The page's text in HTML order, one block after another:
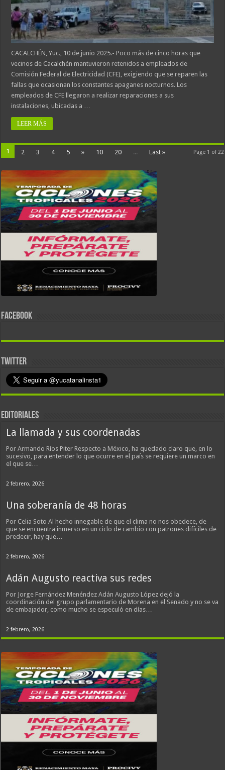
CACALCHÉN, Yuc., 10 de junio 2025.- Poco más de cinco horas que
vecinos de Cacalchén mantuvieron retenidos a empleados de
Comisión Federal de Electricidad (CFE), exigiendo que se reparen las
fallas que ocasionan los constantes apaganes nocturnos. Los
empleados de CFE llegaron a realizar reparaciones a sus
instalaciones, ubicadas a …
LEER MÁS
Page 1 of 22
1 2 3 4 5 » 10 20 ... Last »
FACEBOOK
TWITTER
EDITORIALES
La llamada y sus coordenadas
Por Armando Ríos Piter Respecto a México, ha quedado claro que, en lo
sucesivo, para entender lo que ocurre en el país se requiere un marco en
el que se…
2 febrero, 2026
Una soberanía de 48 horas
Por Celia Soto Al hecho innegable de que el clima no nos obedece, de
que se encuentra inmerso en un ciclo de cambio con patrones difíciles de
predecir, hay que…
2 febrero, 2026
Adán Augusto reactiva sus redes
Por Jorge Fernández Menéndez Adán Augusto López dejó la
coordinación del grupo parlamentario de Morena en el Senado y no se va
de embajador, como mucho se especuló en días…
2 febrero, 2026